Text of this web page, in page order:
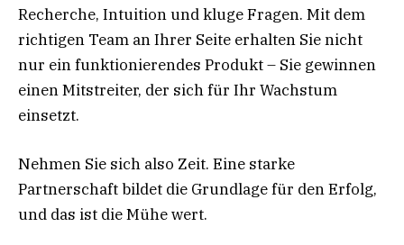
Recherche, Intuition und kluge Fragen. Mit dem
richtigen Team an Ihrer Seite erhalten Sie nicht
nur ein funktionierendes Produkt – Sie gewinnen
einen Mitstreiter, der sich für Ihr Wachstum
einsetzt.
Nehmen Sie sich also Zeit. Eine starke
Partnerschaft bildet die Grundlage für den Erfolg,
und das ist die Mühe wert.